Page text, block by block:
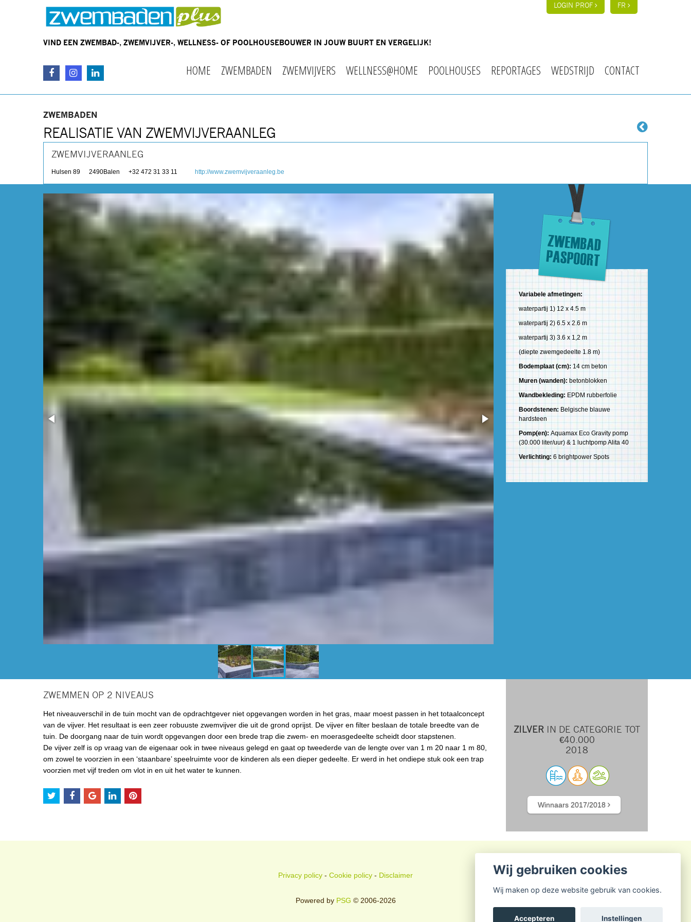
LOGIN PROF FR
VIND EEN ZWEMBAD-, ZWEMVIJVER-, WELLNESS- OF POOLHOUSEBOUWER IN JOUW BUURT EN VERGELIJK!
HOME ZWEMBADEN ZWEMVIJVERS WELLNESS@HOME POOLHOUSES REPORTAGES WEDSTRIJD CONTACT
ZWEMBADEN
REALISATIE VAN ZWEMVIJVERAANLEG
ZWEMVIJVERAANLEG
Hulsen 89 2490Balen +32 472 31 33 11 http://www.zwemvijveraanleg.be
Variabele afmetingen:
waterpartij 1) 12 x 4.5 m
waterpartij 2) 6.5 x 2.6 m
waterpartij 3) 3.6 x 1,2 m
(diepte zwemgedeelte 1.8 m)
Bodemplaat (cm):14 cm beton
Muren (wanden): betonblokken
Wandbekleding: EPDM rubberfolie
Boordstenen:Belgische blauwe
hardsteen
Pomp(en): Aquamax Eco Gravity pomp
(30.000 liter/uur) & 1 luchtpomp Alita 40
Verlichting: 6 brightpower Spots
ZWEMMEN OP 2 NIVEAUS
Het niveauverschil in de tuin mocht van de opdrachtgever niet opgevangen worden in het gras, maar moest passen in het totaalconcept
van de vijver. Het resultaat is een zeer robuuste zwemvijver die uit de grond oprijst. De vijver en filter beslaan de totale breedte van de
tuin. De doorgang naar de tuin wordt opgevangen door een brede trap die zwem- en moerasgedeelte scheidt door stapstenen.
De vijver zelf is op vraag van de eigenaar ook in twee niveaus gelegd en gaat op tweederde van de lengte over van 1 m 20 naar 1 m 80,
om zowel te voorzien in een ‘staanbare’ speelruimte voor de kinderen als een dieper gedeelte. Er werd in het ondiepe stuk ook een trap
voorzien met vijf treden om vlot in en uit het water te kunnen.
ZILVER IN DE CATEGORIE TOT
€40.000
2018
Winnaars 2017/2018
Privacy policy - Cookie policy - Disclaimer
Powered by PSG © 2006-2026
Wij gebruiken cookies
Wij maken op deze website gebruik van cookies.
Accepteren Instellingen